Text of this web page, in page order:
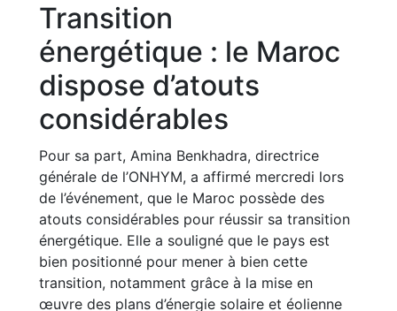
Transition
énergétique : le Maroc
dispose d’atouts
considérables
Pour sa part, Amina Benkhadra, directrice
générale de l’ONHYM, a affirmé mercredi lors
de l’événement, que le Maroc possède des
atouts considérables pour réussir sa transition
énergétique. Elle a souligné que le pays est
bien positionné pour mener à bien cette
transition, notamment grâce à la mise en
œuvre des plans d’énergie solaire et éolienne